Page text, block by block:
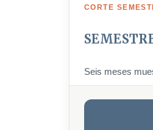
CORTE
Seis meses